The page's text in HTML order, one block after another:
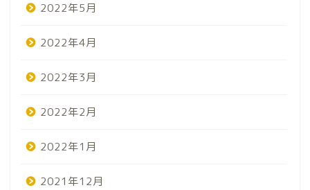
2022年5月
2022年4月
2022年3月
2022年2月
2022年1月
2021年12月